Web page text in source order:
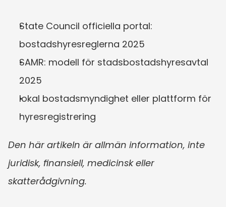
State Council officiella portal:
bostadshyresreglerna 2025
SAMR: modell för stadsbostadshyresavtal
2025
lokal bostadsmyndighet eller plattform för
hyresregistrering
Den här artikeln är allmän information, inte
juridisk, finansiell, medicinsk eller
skatterådgivning.